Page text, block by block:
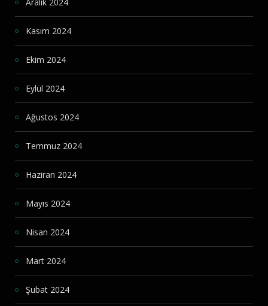
Kasım 2024
Ekim 2024
Eylül 2024
Ağustos 2024
Temmuz 2024
Haziran 2024
Mayıs 2024
Nisan 2024
Mart 2024
Şubat 2024